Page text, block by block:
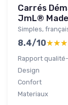
Carrés
JmL®
Simples,
8.4/10
Rapport
Design
Confort
Materiaux